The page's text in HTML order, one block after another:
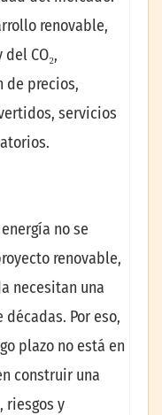
renovable,
CO₂,
de precios,
servicios
no se
renovable,
necesitan una
Por eso,
plazo no está en
construir una
riesgos y